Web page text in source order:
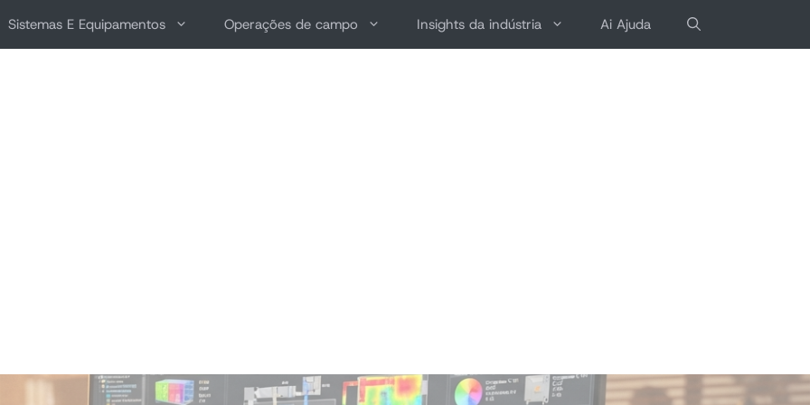
Sistemas E Equipamentos Operações de campo Insights da indústria Ai Ajuda